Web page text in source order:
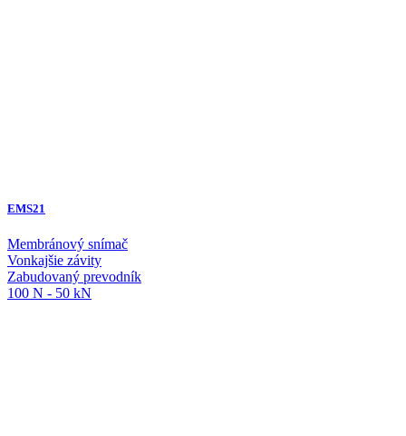
EMS21
Membránový snímač
Vonkajšie závity
Zabudovaný prevodník
100 N - 50 kN